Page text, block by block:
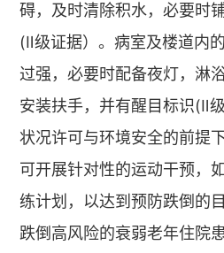
碍，及时清除积水，必要时
(Ⅱ级证据）。病室及楼道内
过强，必要时配备夜灯，淋
安装扶手，并有醒目标识(Ⅱ
状况许可与环境安全的前提
可开展针对性的运动干预，
练计划，以达到预防跌倒的
跌倒高风险的衰弱老年住院